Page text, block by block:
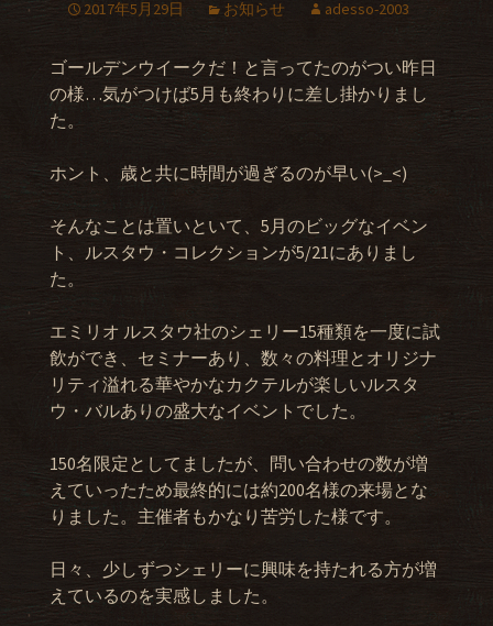
2017年5月29日 お知らせ adesso-2003
ゴールデンウイークだ！と言ってたのがつい昨日
の様…気がつけば5月も終わりに差し掛かりまし
た。
ホント、歳と共に時間が過ぎるのが早い(>_<)
そんなことは置いといて、5月のビッグなイベン
ト、ルスタウ・コレクションが5/21にありまし
た。
エミリオ ルスタウ社のシェリー15種類を一度に試
飲ができ、セミナーあり、数々の料理とオリジナ
リティ溢れる華やかなカクテルが楽しいルスタ
ウ・バルありの盛大なイベントでした。
150名限定としてましたが、問い合わせの数が増
えていったため最終的には約200名様の来場とな
りました。主催者もかなり苦労した様です。
日々、少しずつシェリーに興味を持たれる方が増
えているのを実感しました。